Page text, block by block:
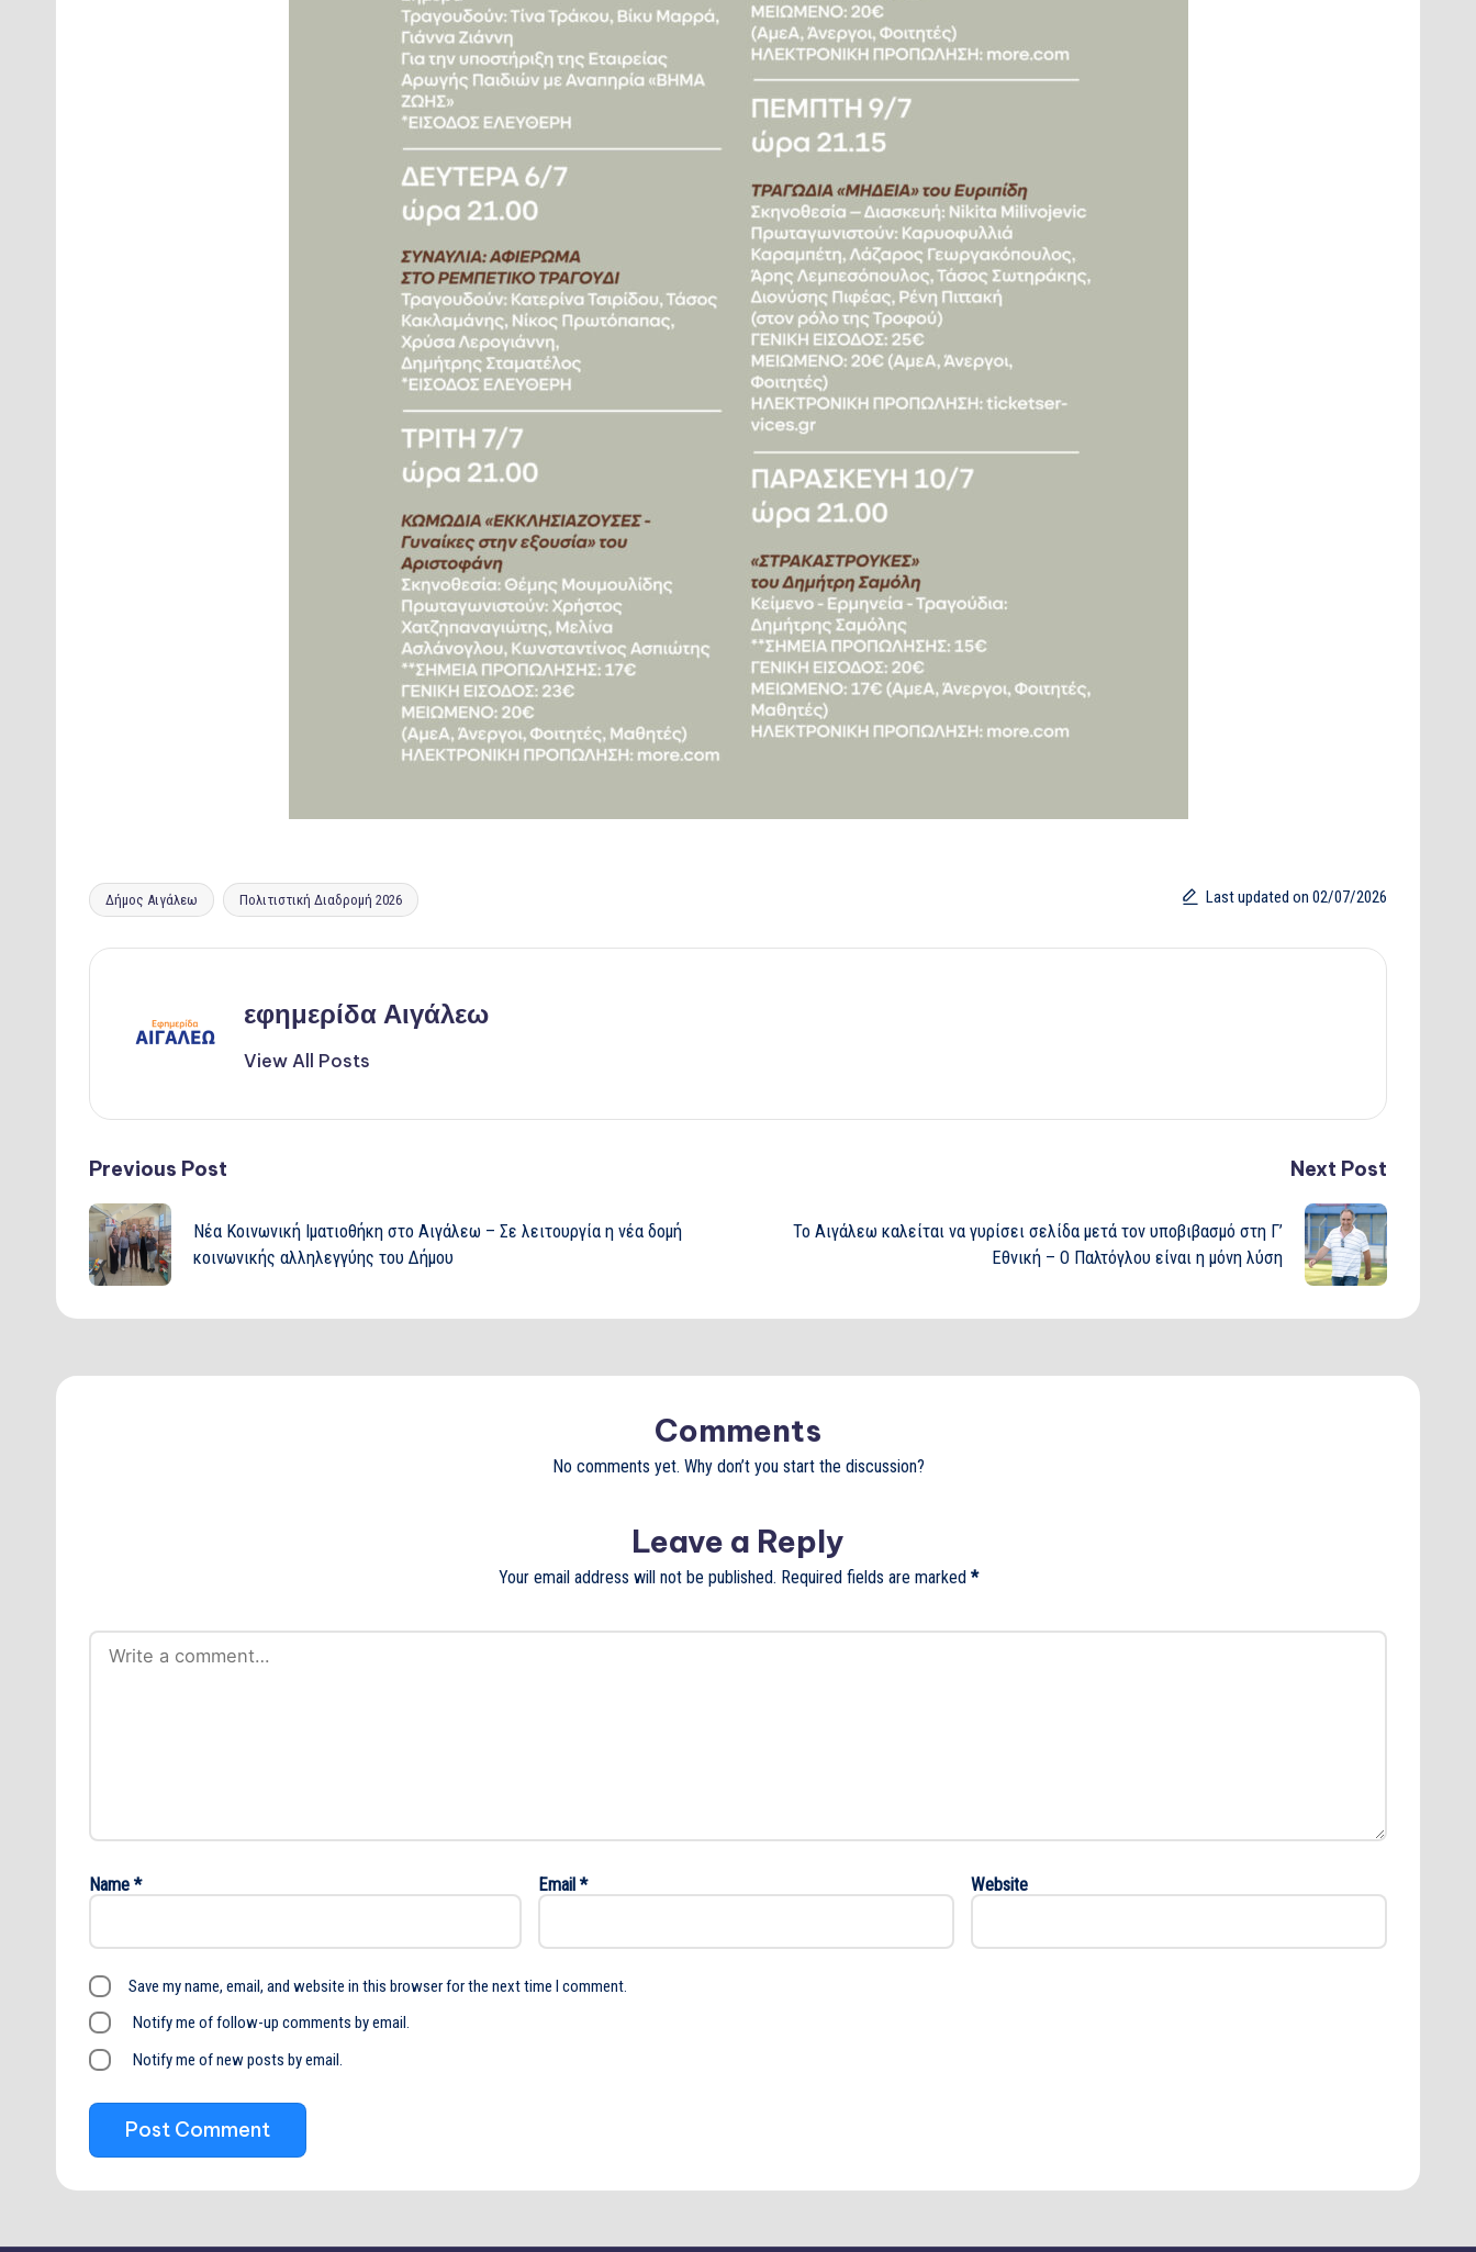
Tags:Δήμος Αιγάλεω Πολιτιστική Διαδρομή 2026 Last updated on 02/07/2026
εφημερίδα Αιγάλεω
View All Posts
Post
navigation
Previous Post
Νέα Κοινωνική Ιματιοθήκη στο Αιγάλεω – Σε λειτουργία η νέα δομή
κοινωνικής αλληλεγγύης του Δήμου
Next Post
Το Αιγάλεω καλείται να γυρίσει σελίδα μετά τον υποβιβασμό στη Γ’
Εθνική – Ο Παλτόγλου είναι η μόνη λύση
Comments
No comments yet. Why don’t you start the discussion?
Leave a Reply
Your email address will not be published. Required fields are marked *
Name * Email * Website
Save my name, email, and website in this browser for the next time I comment.
Notify me of follow-up comments by email.
Notify me of new posts by email.